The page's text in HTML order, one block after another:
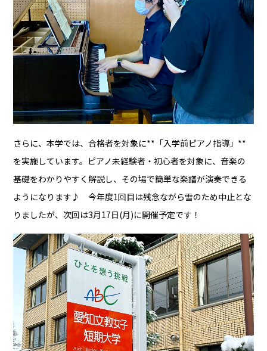
さらに、本学では、合格者を対象に**「入学前ピアノ指導」**
を実施しています。ピアノ未経験者・初心者を対象に、音楽の
基礎をわかりやすく解説し、その場で簡単な楽譜が演奏できる
ようになります♪ 今年度1回目は残念ながら雪のため中止とな
りましたが、次回は3月17日(月)に開催予定です！